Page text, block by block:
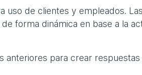
uso de clientes y empleados.
forma dinámica en base a la
anteriores para crear respuestas